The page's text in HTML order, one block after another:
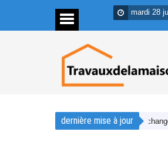
mardi 28
dernière mise à jour
une déco chaleureuse sans tout changer :